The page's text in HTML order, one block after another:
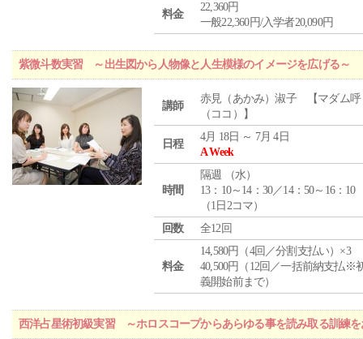
料金
22,360円
一般22,360円/入学者20,090円
紫微斗数実習 ～出生図から人物像と人生模様のイメージを広げる～
講師
赤見（あかみ）淑子 【マダム呼
（ココ）】
日程
4月 18日 ～ 7月 4日
A Week
時間
隔週 （水）
13：10～14：30／14：50～16：10
（1日2コマ）
回数
全12回
料金
14,580円（4回／分割支払い）×3
40,500円（12回／一括前納支払※
義開始前まで）
西洋占星術初級実習 ～ホロスコープからあらゆる事を読み取る訓練を